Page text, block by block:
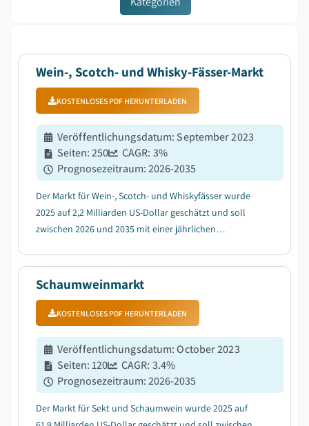
Wein-, Scotch- und Whisky-Fässer-Markt
KOSTENLOSES PDF HERUNTERLADEN
Veröffentlichungsdatum: September 2023
Seiten:250 CAGR: 3%
Prognosezeitraum:2026-2035
Der Markt für Wein-, Scotch- und Whiskyfässer wurde
2025 auf 2,2 Milliarden US-Dollar geschätzt und soll
zwischen 2026 und 2035 mit einer jährlichen
Premium-Aging-Weinen, Whisky und Craft-Spirits....
Schaumweinmarkt
KOSTENLOSES PDF HERUNTERLADEN
Veröffentlichungsdatum:October 2023
Seiten:120 CAGR: 3.4%
Prognosezeitraum:2026-2035
Der Markt für Sekt und Schaumwein wurde 2025 auf